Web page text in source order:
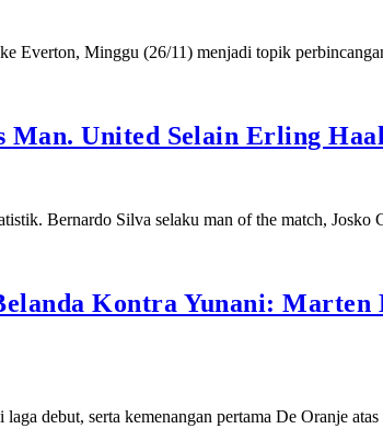
Everton, Minggu (26/11) menjadi topik
Man. United Selain Erling
Bernardo Silva selaku man of the match,
Kontra Yunani: Marten
debut, serta kemenangan pertama De Oranje